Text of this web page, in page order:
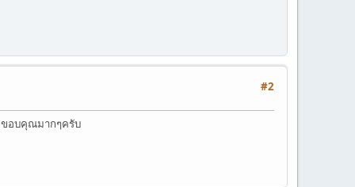
#2
ขอบคุณมากๆครับ